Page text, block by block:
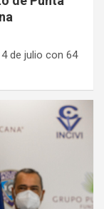
de julio con 64